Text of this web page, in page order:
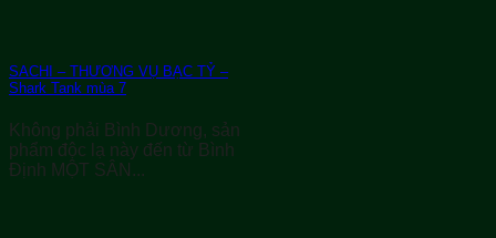
SACHI – THƯƠNG VỤ BẠC TỶ –
Shark Tank mùa 7
Không phải Bình Dương, sản
phẩm độc lạ này đến từ Bình
Định MỘT SÂN...